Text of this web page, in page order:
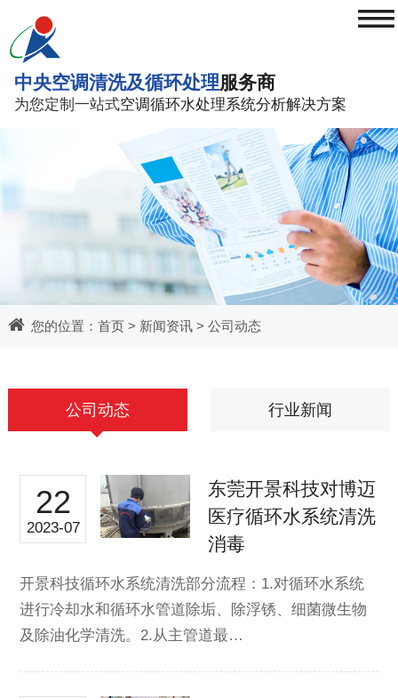
中央空调清洗及循环处理服务商
为您定制一站式空调循环水处理系统分析解决方案
≡
您的位置： 首页> 新闻资讯> 公司动态
公司动态 行业新闻
22
2023-07
东莞开景科技对博迈
医疗循环水系统清洗
消毒
开景科技循环水系统清洗部分流程：1.对循环水系统
进行冷却水和循环水管道除垢、除浮锈、细菌微生物
及除油化学清洗。2.从主管道最…